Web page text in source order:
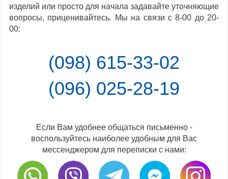
изделий или просто для начала задавайте уточняющие
вопросы, приценивайтесь. Мы на связи с 8-00 до 20-
00:
(098) 615-33-02
(096) 025-28-19
Если Вам удобнее общаться письменно -
воспользуйтесь наиболее удобным для Вас
мессенджером для переписки с нами: